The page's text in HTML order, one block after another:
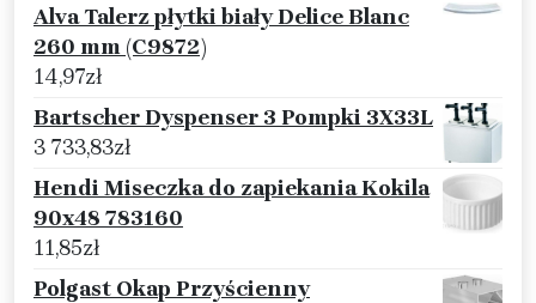
Alva Talerz płytki biały Delice Blanc
260 mm (C9872)
14,97zł
Bartscher Dyspenser 3 Pompki 3X33L
3 733,83zł
Hendi Miseczka do zapiekania Kokila
90x48 783160
11,85zł
Polgast Okap Przyścienny